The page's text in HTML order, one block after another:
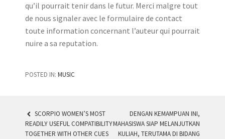
qu’il pourrait tenir dans le futur. Merci malgre tout
de nous signaler avec le formulaire de contact
toute information concernant l’auteur qui pourrait
nuire a sa reputation.
POSTED IN: MUSIC
POST NAVIGATION
SCORPIO WOMEN’S MOST
READILY USEFUL COMPATIBILITY
TOGETHER WITH OTHER CUES
DENGAN KEMAMPUAN INI,
MAHASISWA SIAP MELANJUTKAN
KULIAH, TERUTAMA DI BIDANG